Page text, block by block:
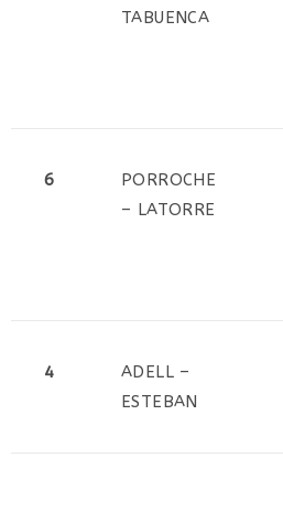
TABUENCA
6
PORROCHE
– LATORRE
4
ADELL –
ESTEBAN